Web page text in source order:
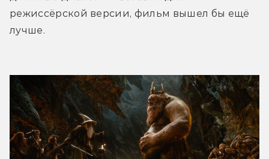
режиссёрской версии, фильм вышел бы ещё
лучше.